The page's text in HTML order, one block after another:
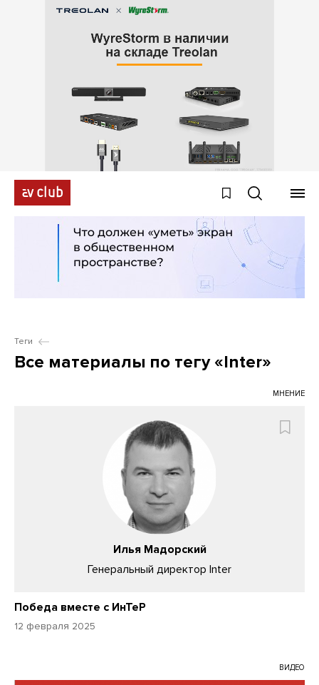
Теги
Все материалы по тегу «Inter»
МНЕНИЕ
Илья Мадорский
Генеральный директор Inter
Победа вместе с ИнТеР
12 февраля 2025
ВИДЕО